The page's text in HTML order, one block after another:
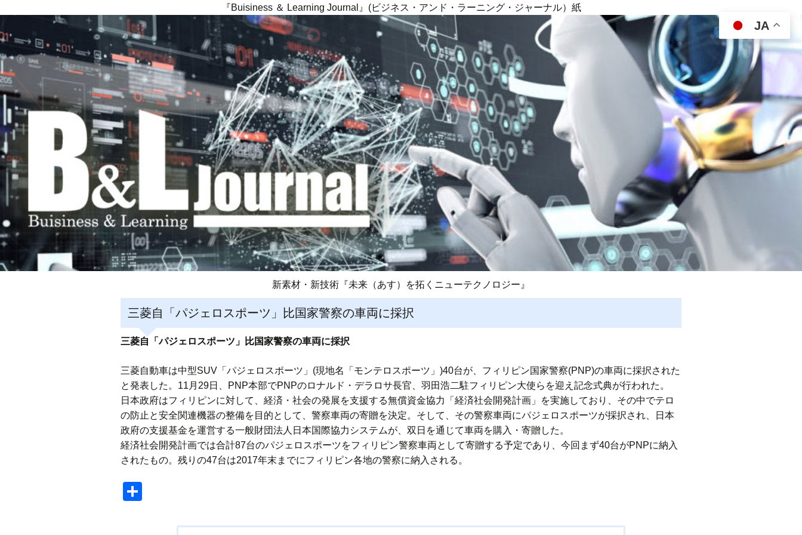
『Buisiness ＆ Learning Journal』(ビジネス・アンド・ラーニング・ジャーナル）紙
新素材・新技術『未来（あす）を拓くニューテクノロジー』
三菱自「パジェロスポーツ」比国家警察の車両に採択
三菱自「パジェロスポーツ」比国家警察の車両に採択
三菱自動車は中型SUV「パジェロスポーツ」(現地名「モンテロスポーツ」)40台が、フィリピン国家警察(PNP)の車両に採択された
と発表した。11月29日、PNP本部でPNPのロナルド・デラロサ長官、羽田浩二駐フィリピン大使らを迎え記念式典が行われた。
日本政府はフィリピンに対して、経済・社会の発展を支援する無償資金協力「経済社会開発計画」を実施しており、その中でテロ
の防止と安全関連機器の整備を目的として、警察車両の寄贈を決定。そして、その警察車両にパジェロスポーツが採択され、日本
政府の支援基金を運営する一般財団法人日本国際協力システムが、双日を通じて車両を購入・寄贈した。
経済社会開発計画では合計87台のパジェロスポーツをフィリピン警察車両として寄贈する予定であり、今回まず40台がPNPに納入
されたもの。残りの47台は2017年末までにフィリピン各地の警察に納入される。
JA